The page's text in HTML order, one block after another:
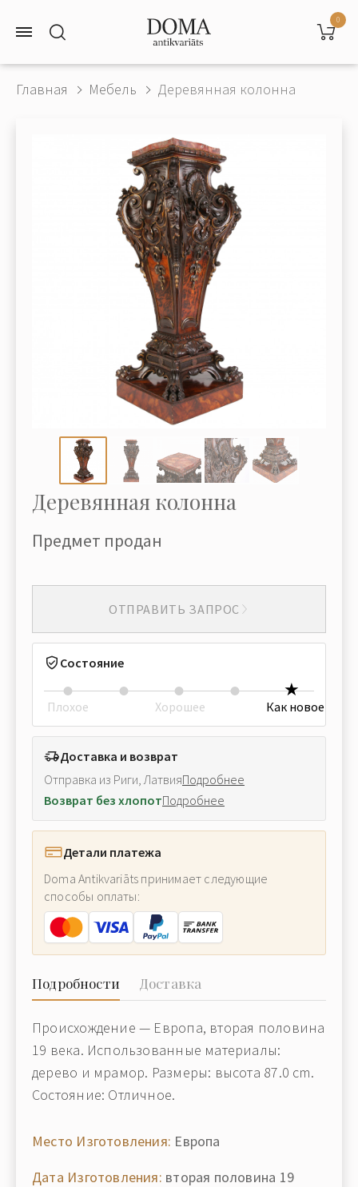
0
Главная Мебель Деревянная колонна
Деревянная колонна
Предмет продан
ОТПРАВИТЬ ЗАПРОС
Состояние
Плохое Хорошее Как новое
Доставка и возврат
Отправка из Риги, ЛатвияПодробнее
Возврат без хлопотПодробнее
Детали платежа
Doma Antikvariāts принимает следующие
способы оплаты:
Подробности Доставка
Происхождение — Европа, вторая половина
19 века. Использованные материалы:
дерево и мрамор. Размеры: высота 87.0 cm.
Состояние: Отличное.
Место Изготовления: Европа
Дата Изготовления: вторая половина 19